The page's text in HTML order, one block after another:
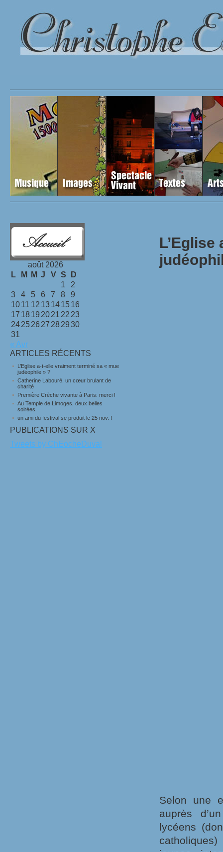
Selon une
auprès
lycéens
août 2026
L
M M J V S
D
1
2
3
4 5 6 7 8
9
1011 12 13141516
17 1819 2021 22 23
242526 27 282930
31
« Avr
ARTICLES RÉCENTS
L’Eglise a-t-elle vraiment terminé sa « mue
judéophile » ?
Catherine Labouré, un cœur brulant de
charité
Première Crèche vivante à Paris: merci !
Au Temple de Limoges, deux belles
soirées
un ami du festival se produit le 25 nov. !
PUBLICATIONS SUR X
Tweets by ChEocheDuval